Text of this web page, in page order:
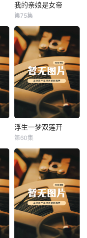
我的亲娘是女帝
我的亲娘是女帝
第75集
浮生一梦双莲开
浮生一梦双莲开
第60集